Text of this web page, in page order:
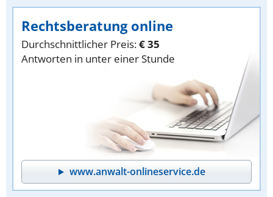
Rechtsberatung online
Durchschnittlicher Preis:€ 35
Antworten in unter einer Stunde
www.anwalt-onlineservice.de